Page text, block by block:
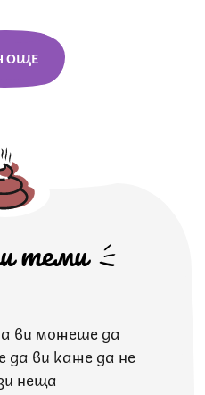
ОЩЕ
теми
ви можеше да
да ви каже да не
неща